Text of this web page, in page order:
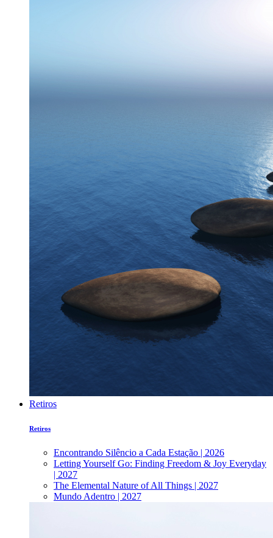
Retiros
Retiros
Encontrando Silêncio a Cada Estação | 2026
Letting Yourself Go: Finding Freedom & Joy Everyday
| 2027
The Elemental Nature of All Things | 2027
Mundo Adentro | 2027